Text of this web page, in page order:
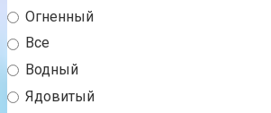
Огненный
Все
Водный
Ядовитый